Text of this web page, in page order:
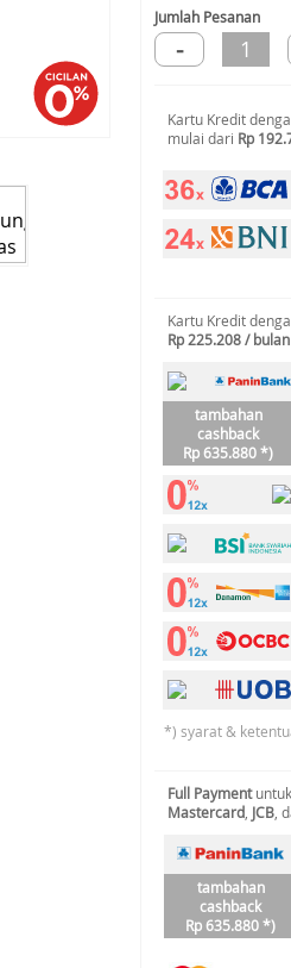
Jumlah Pesanan
- 1
Kartu Kredit
mulai dari Rp
Kartu Kredit
Rp 225.208 / bulan
tambahan
cashback
Rp 635.880 *)
*) syarat &
Full Payment
Mastercard JCB ,
tambahan
cashback
Rp 635.880 *)